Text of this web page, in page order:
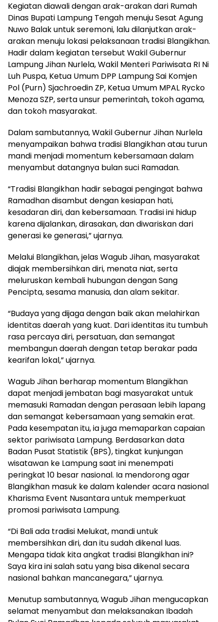
Kegiatan diawali dengan arak-arakan dari Rumah
Dinas Bupati Lampung Tengah menuju Sesat Agung
Nuwo Balak untuk seremoni, lalu dilanjutkan arak-
arakan menuju lokasi pelaksanaan tradisi Blangikhan.
Hadir dalam kegiatan tersebut Wakil Gubernur
Lampung Jihan Nurlela, Wakil Menteri Pariwisata RI Ni
Luh Puspa, Ketua Umum DPP Lampung Sai Komjen
Pol (Purn) Sjachroedin ZP, Ketua Umum MPAL Rycko
Menoza SZP, serta unsur pemerintah, tokoh agama,
dan tokoh masyarakat.
Dalam sambutannya, Wakil Gubernur Jihan Nurlela
menyampaikan bahwa tradisi Blangikhan atau turun
mandi menjadi momentum kebersamaan dalam
menyambut datangnya bulan suci Ramadan.
“Tradisi Blangikhan hadir sebagai pengingat bahwa
Ramadhan disambut dengan kesiapan hati,
kesadaran diri, dan kebersamaan. Tradisi ini hidup
karena dijalankan, dirasakan, dan diwariskan dari
generasi ke generasi,” ujarnya.
Melalui Blangikhan, jelas Wagub Jihan, masyarakat
diajak membersihkan diri, menata niat, serta
meluruskan kembali hubungan dengan Sang
Pencipta, sesama manusia, dan alam sekitar.
“Budaya yang dijaga dengan baik akan melahirkan
identitas daerah yang kuat. Dari identitas itu tumbuh
rasa percaya diri, persatuan, dan semangat
membangun daerah dengan tetap berakar pada
kearifan lokal,” ujarnya.
Wagub Jihan berharap momentum Blangikhan
dapat menjadi jembatan bagi masyarakat untuk
memasuki Ramadan dengan perasaan lebih lapang
dan semangat kebersamaan yang semakin erat.
Pada kesempatan itu, ia juga memaparkan capaian
sektor pariwisata Lampung. Berdasarkan data
Badan Pusat Statistik (BPS), tingkat kunjungan
wisatawan ke Lampung saat ini menempati
peringkat 10 besar nasional. Ia mendorong agar
Blangikhan masuk ke dalam kalender acara nasional
Kharisma Event Nusantara untuk memperkuat
promosi pariwisata Lampung.
“Di Bali ada tradisi Melukat, mandi untuk
membersihkan diri, dan itu sudah dikenal luas.
Mengapa tidak kita angkat tradisi Blangikhan ini?
Saya kira ini salah satu yang bisa dikenal secara
nasional bahkan mancanegara,” ujarnya.
Menutup sambutannya, Wagub Jihan mengucapkan
selamat menyambut dan melaksanakan Ibadah